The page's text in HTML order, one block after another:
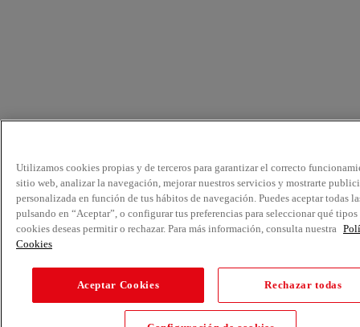
Utilizamos cookies propias y de terceros para garantizar el correcto
sitio web, analizar la navegación, mejorar nuestros servicios y mostrarte
personalizada en función de tus hábitos de navegación. Puedes aceptar todas
pulsando en “Aceptar”, o configurar tus preferencias para seleccionar qué tipos
cookies deseas permitir o rechazar. Para más información, consulta nuestra
Cookies
Aceptar Cookies Rechazar todas